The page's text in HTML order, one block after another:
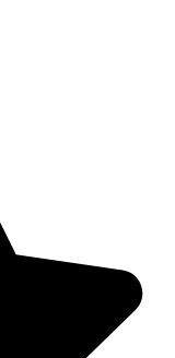
por un SEO mal
Arquitectura Web